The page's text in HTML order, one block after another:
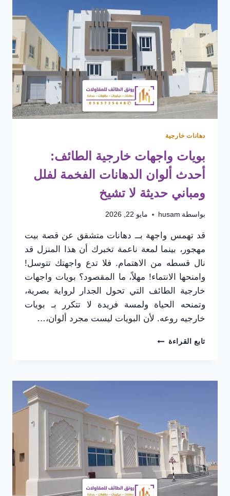
أفضل
ديكورات
جي
سي
الطائف
دهانات خارجية
بويات واجهات خارجية الطائف:
أحدث ألوان الدهانات الفخمة لفلل
ومباني حديثة لا تشيخ
بواسطة husam مايو 22, 2026
قد تهمس واجهة بــ دهانات متشقق عن قصة بيت
مهجور، بينما لمعة ناعمة تخبرك أن هذا المنزل قد
نال قسطه من الاهتمام. فلا تدع واجهتك تتوسل!
وامنحها الانتماء! مهلاً، ما المقصود؟ بويات واجهات
خارجية الطائف التي تحول الجدار لرواية بصرية،
وتمنحه الحياة ولمسة فريدة لا تتكرر بـ بويات
خارجيه روعه. لأن البويات ليست مجرد ألوان،…
تابع القراءة بويات
أحدث
لفلل
ومباني
حديثة
تشيخ